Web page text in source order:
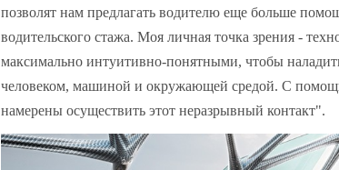
позволят нам предлагать водителю еще больше
водительского стажа. Моя личная точка зрения -
максимально интуитивно-понятными, чтобы
человеком, машиной и окружающей средой. С
намерены осуществить этот неразрывный контакт".